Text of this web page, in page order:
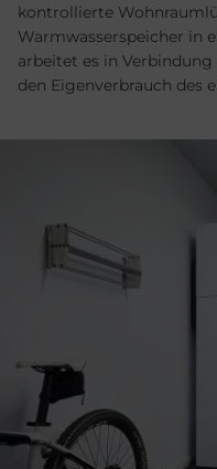
kontrollierte
Warmwasserspeicher in
arbeitet es in
den Eigenverbrauch des